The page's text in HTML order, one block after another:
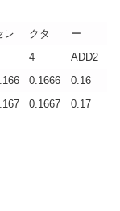
レ クタ
ー
4
ADD2
0.1666
0.16
0.1667 0.17